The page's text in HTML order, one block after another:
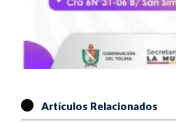
Artículos Relacionados